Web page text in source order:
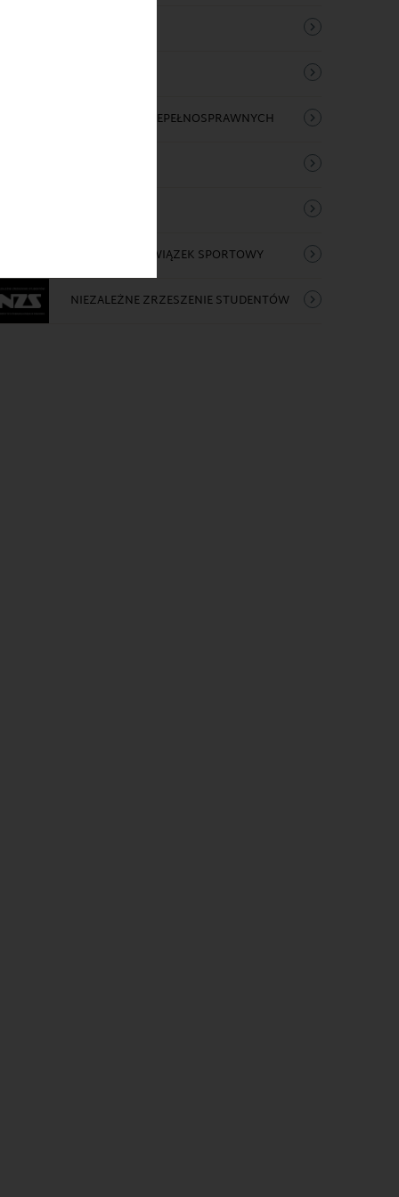
BIURO OSÓB NIEPEŁNOSPRAWNYCH
AKADEMICKI ZWIĄZEK SPORTOWY
NIEZALEŻNE ZRZESZENIE STUDENTÓW